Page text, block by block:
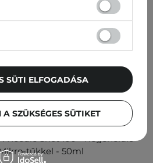
Reedle Shot 100 - Regeneráló
tűkkel - 50ml
SZÜKSÉGES SÜTIKET
SÜTI ELFOGADÁSA